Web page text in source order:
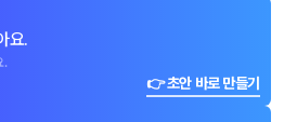
요.
.
👉 초안 바로 만들기